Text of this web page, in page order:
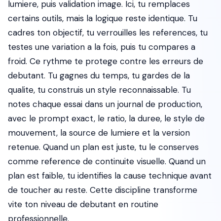
lumiere, puis validation image. Ici, tu remplaces
certains outils, mais la logique reste identique. Tu
cadres ton objectif, tu verrouilles les references, tu
testes une variation a la fois, puis tu compares a
froid. Ce rythme te protege contre les erreurs de
debutant. Tu gagnes du temps, tu gardes de la
qualite, tu construis un style reconnaissable. Tu
notes chaque essai dans un journal de production,
avec le prompt exact, le ratio, la duree, le style de
mouvement, la source de lumiere et la version
retenue. Quand un plan est juste, tu le conserves
comme reference de continuite visuelle. Quand un
plan est faible, tu identifies la cause technique avant
de toucher au reste. Cette discipline transforme
vite ton niveau de debutant en routine
professionnelle.